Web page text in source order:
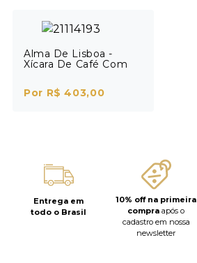
Alma De Lisboa -
Xícara De Café Com
Por R$ 403,00
Entrega em
todo o Brasil
10% off na primeira
compra após o
cadastro em nossa
newsletter